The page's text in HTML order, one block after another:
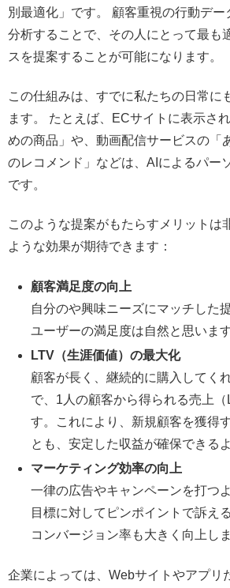
別最適化」です。 顧客重視の行動デ
分析することで、その人にとって最も
スを提案することが可能になります。
この仕組みは、すでに私たちの日常に
ます。 たとえば、ECサイトに表示さ
めの商品」や、動画配信サービスの「
のレコメンド」などは、AIによるパー
です。
このような提案がもたらすメリットは
ような効果が期待できます：
顧客満足度の向上
自分のや興味ニーズにマッチした
ユーザーの満足度は自然と思います
LTV（生涯価値）の最大化
顧客が長く、継続的に購入してく
で、1人の顧客から得られる売上（
す。これにより、新規顧客を獲得
とも、安定した収益が確保できる
マーケティング効率の向上
一律の広告やキャンペーンを打つ
目標に対してピンポイントで訴え
コンバージョン率も大きく向上しま
企業によっては、Webサイトやアプリ